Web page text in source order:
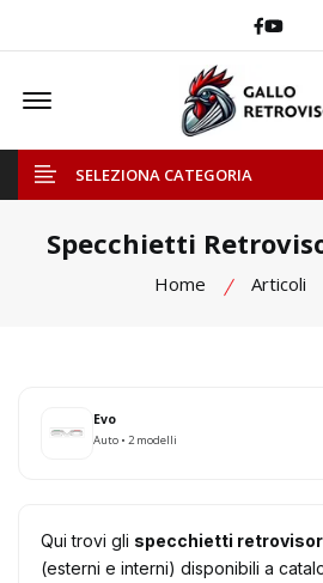
Offcanvas Menu Open
SELEZIONA CATEGORIA
Specchietti
Home Articoli
Evo
Auto • 2 modelli
Qui trovi gli specchietti
(esterni e interni) disponibili a